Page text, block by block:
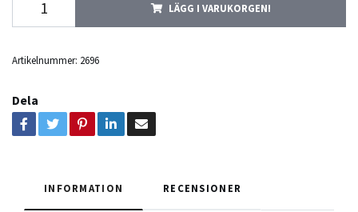
LÄGG I VARUKORGEN!
Artikelnummer: 2696
Dela
INFORMATION RECENSIONER